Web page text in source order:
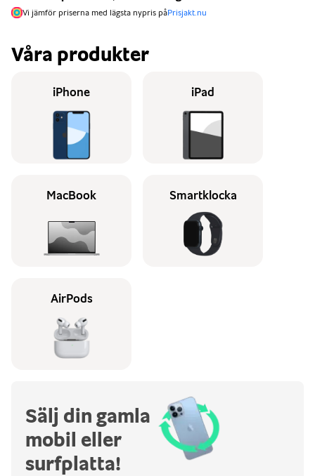
Vi jämför priserna med lägsta nypris påPrisjakt.nu
Våra produkter
iPhone iPad
MacBook Smartklocka
AirPods
Sälj din gamla
mobil eller
surfplatta!